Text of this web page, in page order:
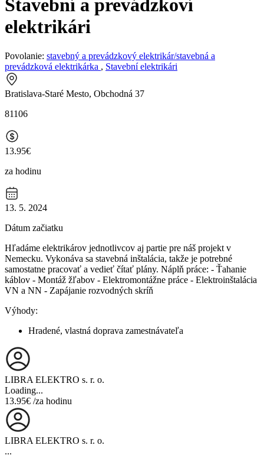
Stavební a prevádzkoví
elektrikári
Povolanie: stavebný a prevádzkový elektrikár/stavebná a
prevádzková elektrikárka , Stavební elektrikári
Bratislava-Staré Mesto, Obchodná 37
81106
13.95€
za hodinu
13. 5. 2024
Dátum začiatku
Hľadáme elektrikárov jednotlivcov aj partie pre náš projekt v
Nemecku. Vykonáva sa stavebná inštalácia, takže je potrebné
samostatne pracovať a vedieť čítať plány. Náplň práce: - Ťahanie
káblov - Montáž žľabov - Elektromontážne práce - Elektroinštalácia
VN a NN - Zapájanie rozvodných skríň
Výhody:
Hradené, vlastná doprava zamestnávateľa
LIBRA ELEKTRO s. r. o.
Loading...
13.95€ /za hodinu
LIBRA ELEKTRO s. r. o.
...